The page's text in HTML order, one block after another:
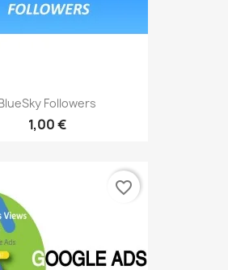
Followers
1,00 €
favorite_border